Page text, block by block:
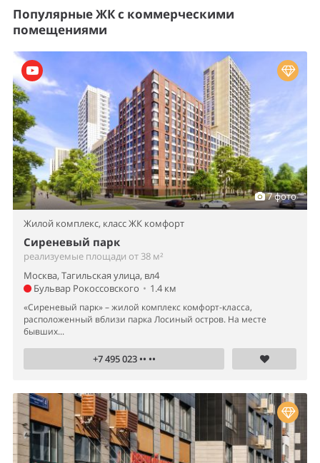
Популярные ЖК с коммерческими
помещениями
7 фото
Жилой комплекс, класс ЖК комфорт
Сиреневый парк
реализуемые площади от 38 м²
Москва, Тагильская улица, вл4
Бульвар Рокоссовского • 1.4 км
«Сиреневый парк» – жилой комплекс комфорт-класса,
расположенный вблизи парка Лосиный остров. На месте
бывших...
+7 495 023 •• ••